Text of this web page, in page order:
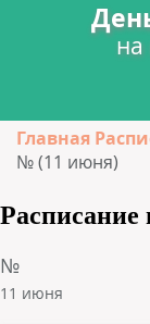
на
Главная
№ (11 июня)
Расписание
№
11 июня